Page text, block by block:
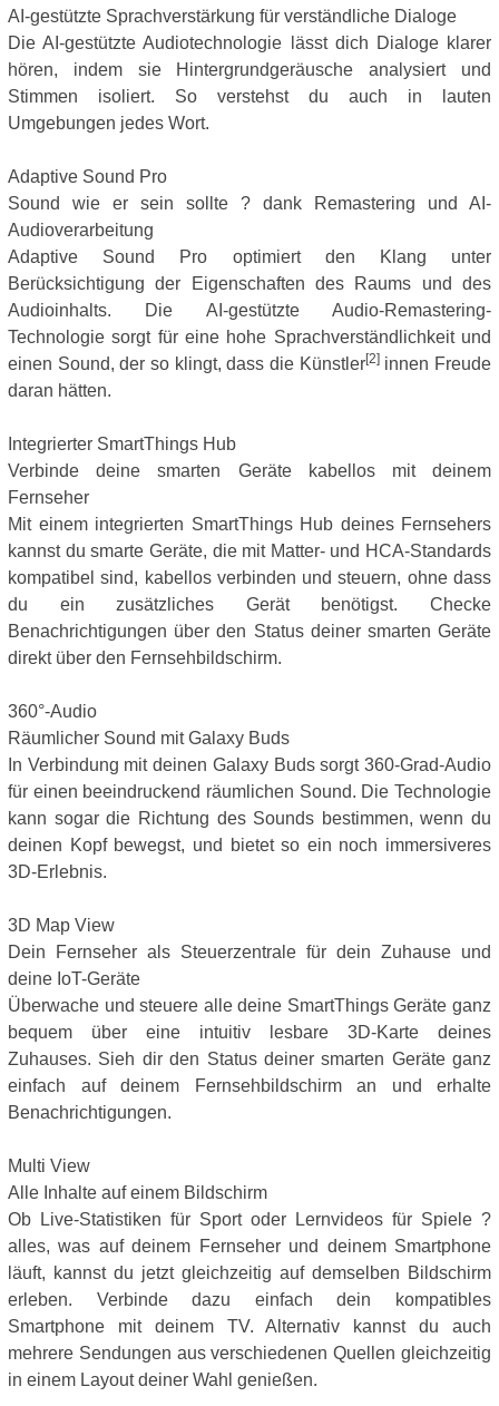
AI-gestützte Sprachverstärkung für verständliche Dialoge
Die AI-gestützte Audiotechnologie lässt dich Dialoge klarer
hören, indem sie Hintergrundgeräusche analysiert und
Stimmen isoliert. So verstehst du auch in lauten
Umgebungen jedes Wort.
Adaptive Sound Pro
Sound wie er sein sollte ? dank Remastering und AI-
Audioverarbeitung
Adaptive Sound Pro optimiert den Klang unter
Berücksichtigung der Eigenschaften des Raums und des
Audioinhalts. Die AI-gestützte Audio-Remastering-
Technologie sorgt für eine hohe Sprachverständlichkeit und
einen Sound, der so klingt, dass die Künstler[2]innen Freude
daran hätten.
Integrierter SmartThings Hub
Verbinde deine smarten Geräte kabellos mit deinem
Fernseher
Mit einem integrierten SmartThings Hub deines Fernsehers
kannst du smarte Geräte, die mit Matter- und HCA-Standards
kompatibel sind, kabellos verbinden und steuern, ohne dass
du ein zusätzliches Gerät benötigst. Checke
Benachrichtigungen über den Status deiner smarten Geräte
direkt über den Fernsehbildschirm.
360°-Audio
Räumlicher Sound mit Galaxy Buds
In Verbindung mit deinen Galaxy Buds sorgt 360-Grad-Audio
für einen beeindruckend räumlichen Sound. Die Technologie
kann sogar die Richtung des Sounds bestimmen, wenn du
deinen Kopf bewegst, und bietet so ein noch immersiveres
3D-Erlebnis.
3D Map View
Dein Fernseher als Steuerzentrale für dein Zuhause und
deine IoT-Geräte
Überwache und steuere alle deine SmartThings Geräte ganz
bequem über eine intuitiv lesbare 3D-Karte deines
Zuhauses. Sieh dir den Status deiner smarten Geräte ganz
einfach auf deinem Fernsehbildschirm an und erhalte
Benachrichtigungen.
Multi View
Alle Inhalte auf einem Bildschirm
Ob Live-Statistiken für Sport oder Lernvideos für Spiele ?
alles, was auf deinem Fernseher und deinem Smartphone
läuft, kannst du jetzt gleichzeitig auf demselben Bildschirm
erleben. Verbinde dazu einfach dein kompatibles
Smartphone mit deinem TV. Alternativ kannst du auch
mehrere Sendungen aus verschiedenen Quellen gleichzeitig
in einem Layout deiner Wahl genießen.